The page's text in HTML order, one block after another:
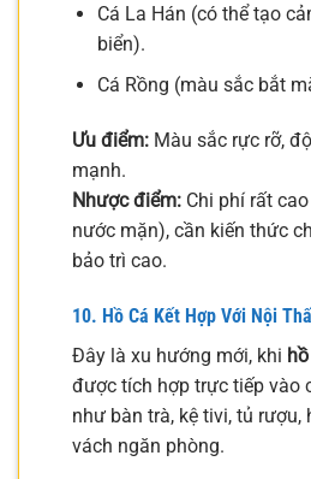
Cá La Hán (có thể tạo
biển).
Cá Rồng (màu sắc bắt
Ưu điểm: Màu sắc rực rỡ,
mạnh.
Nhược điểm: Chi phí rất
nước mặn), cần kiến thức
bảo trì cao.
10. Hồ Cá Kết Hợp Với Nội
Đây là xu hướng mới, khi
được tích hợp trực tiếp vào
như bàn trà, kệ tivi, tủ rượu,
vách ngăn phòng.